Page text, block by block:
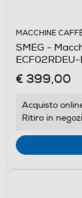
MACCHINE
SMEG -
€ 399,00
Acquisto
Ritiro in